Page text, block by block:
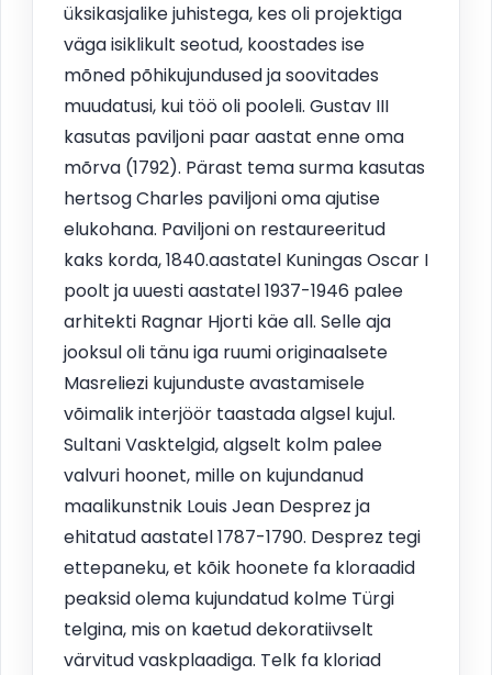
üksikasjalike juhistega, kes oli projektiga
väga isiklikult seotud, koostades ise
mõned põhikujundused ja soovitades
muudatusi, kui töö oli pooleli. Gustav III
kasutas paviljoni paar aastat enne oma
mõrva (1792). Pärast tema surma kasutas
hertsog Charles paviljoni oma ajutise
elukohana. Paviljoni on restaureeritud
kaks korda, 1840.aastatel Kuningas Oscar I
poolt ja uuesti aastatel 1937-1946 palee
arhitekti Ragnar Hjorti käe all. Selle aja
jooksul oli tänu iga ruumi originaalsete
Masreliezi kujunduste avastamisele
võimalik interjöör taastada algsel kujul.
Sultani Vasktelgid, algselt kolm palee
valvuri hoonet, mille on kujundanud
maalikunstnik Louis Jean Desprez ja
ehitatud aastatel 1787-1790. Desprez tegi
ettepaneku, et kõik hoonete fa kloraadid
peaksid olema kujundatud kolme Türgi
telgina, mis on kaetud dekoratiivselt
värvitud vaskplaadiga. Telk fa kloriad